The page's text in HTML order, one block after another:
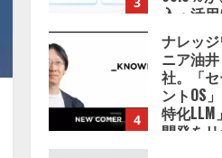
入・活
いる」と
2026/
4
ナレッ
ニア油
社。「
ントOS
特化
開発を